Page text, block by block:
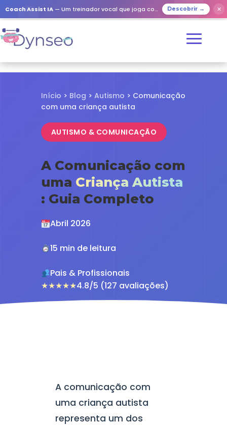
Coach Assist IA — Um treinador vocal que joga com os seus entes queridos Descobrir → ✕
Início > Blog > Autismo > Comunicação
com uma criança autista
AUTISMO & COMUNICAÇÃO
A Comunicação com
uma Criança Autista
: Guia Completo
Abril 2026
15 min de leitura
Pais & Profissionais
★★★★★4.8/5 (127 avaliações)
A comunicação com
uma criança autista
representa um dos